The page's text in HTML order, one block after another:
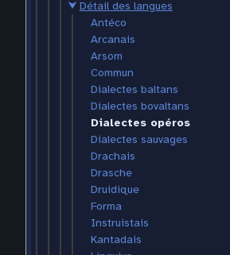
⮟ Détail des langues
Antéco
Arcanais
Arsom
Commun
Dialectes baltans
Dialectes bovaltans
Dialectes opéros
Dialectes sauvages
Drachais
Drasche
Druidique
Forma
Instruistais
Kantadais